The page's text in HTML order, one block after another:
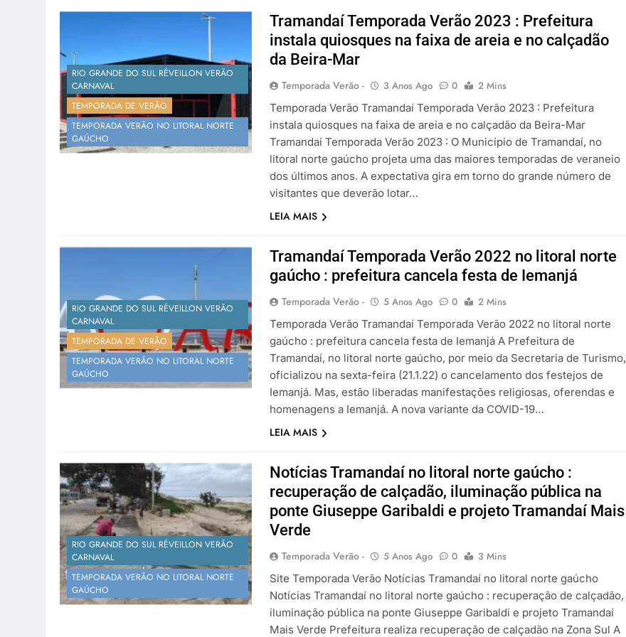
RIO GRANDE DO SUL RÉVEILLON VERÃO
CARNAVAL
TEMPORADA DE VERÃO
TEMPORADA VERÃO NO LITORAL NORTE
GAÚCHO
Tramandaí Temporada Verão 2023 : Prefeitura
instala quiosques na faixa de areia e no calçadão
da Beira-Mar
Temporada Verão - 3 Anos Ago 0
2 Mins
Temporada Verão Tramandaí Temporada Verão 2023 : Prefeitura
instala quiosques na faixa de areia e no calçadão da Beira-Mar
Tramandaí Temporada Verão 2023 : O Município de Tramandaí, no
litoral norte gaúcho projeta uma das maiores temporadas de veraneio
dos últimos anos. A expectativa gira em torno do grande número de
visitantes que deverão lotar…
LEIA MAIS
RIO GRANDE DO SUL RÉVEILLON VERÃO
CARNAVAL
TEMPORADA DE VERÃO
TEMPORADA VERÃO NO LITORAL NORTE
GAÚCHO
Tramandaí Temporada Verão 2022 no litoral norte
gaúcho : prefeitura cancela festa de Iemanjá
Temporada Verão - 5 Anos Ago 0
2 Mins
Temporada Verão Tramandaí Temporada Verão 2022 no litoral norte
gaúcho : prefeitura cancela festa de Iemanjá A Prefeitura de
Tramandaí, no litoral norte gaúcho, por meio da Secretaria de Turismo,
oficializou na sexta-feira (21.1.22) o cancelamento dos festejos de
Iemanjá. Mas, estão liberadas manifestações religiosas, oferendas e
homenagens a Iemanjá. A nova variante da COVID-19…
LEIA MAIS
RIO GRANDE DO SUL RÉVEILLON VERÃO
CARNAVAL
TEMPORADA VERÃO NO LITORAL NORTE
GAÚCHO
Notícias Tramandaí no litoral norte gaúcho :
recuperação de calçadão, iluminação pública na
ponte Giuseppe Garibaldi e projeto Tramandaí Mais
Verde
Temporada Verão - 5 Anos Ago 0
3 Mins
Site Temporada Verão Notícias Tramandaí no litoral norte gaúcho
Notícias Tramandaí no litoral norte gaúcho : recuperação de calçadão,
iluminação pública na ponte Giuseppe Garibaldi e projeto Tramandaí
Mais Verde Prefeitura realiza recuperação de calçadão na Zona Sul A